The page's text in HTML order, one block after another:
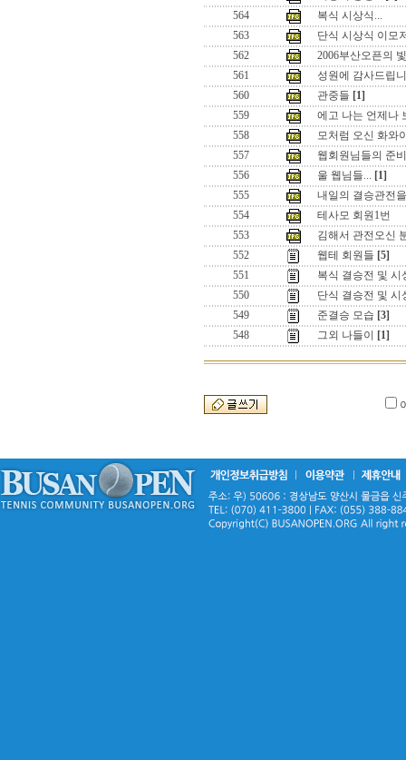
564
복식 시상식...
563
단식 시상식 이모
562
2006부산오픈의
561
성원에 감사드립
560
관중들 [1]
559
에고 나는 언제나
558
모처럼 오신 화와
557
웹회원님들의 준
556
울 웹님들... [1]
555
내일의 결승관전
554
테사모 회원1번
553
김해서 관전오신
552
웹테 회원들 [5]
551
복식 결승전 및 시
550
단식 결승전 및 시
549
준결승 모습 [3]
548
그외 나들이 [1]